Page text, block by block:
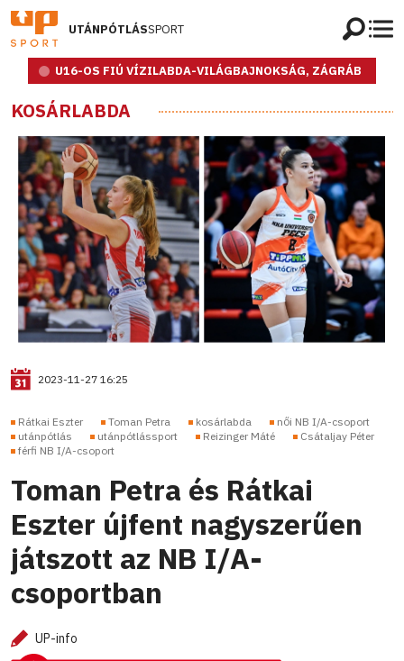
UTÁNPÓTLÁSSPORT
U16-OS FIÚ VÍZILABDA-VILÁGBAJNOKSÁG, ZÁGRÁB
KOSÁRLABDA
2023-11-27 16:25
Rátkai Eszter Toman Petra kosárlabda
női NB I/A-csoport
utánpótlás
utánpótlássport Reizinger Máté
Csátaljay Péter
férfi NB I/A-csoport
Toman Petra és Rátkai
Eszter újfent nagyszerűen
játszott az NB I/A-
csoportban
UP-info